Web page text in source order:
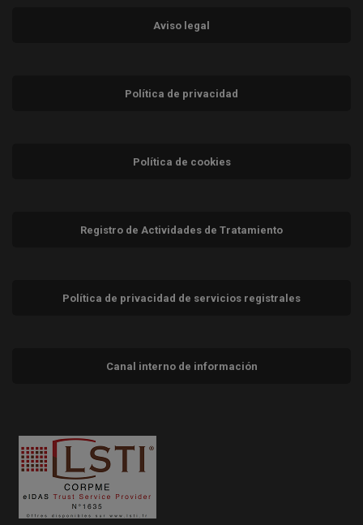
Aviso legal
Política de privacidad
Política de cookies
Registro de Actividades de Tratamiento
Política de privacidad de servicios registrales
Canal interno de información